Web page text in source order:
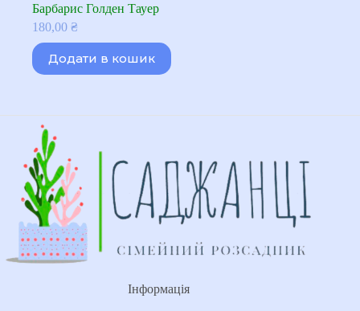
Барбарис Голден Тауер
180,00 ₴
Додати в кошик
Інформація